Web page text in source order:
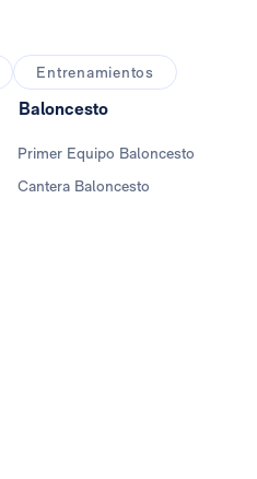
Entrenamientos
Baloncesto
Primer Equipo Baloncesto
Cantera Baloncesto